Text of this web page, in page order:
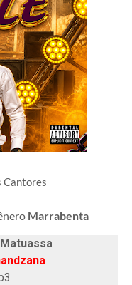
Cantores
Marrabenta